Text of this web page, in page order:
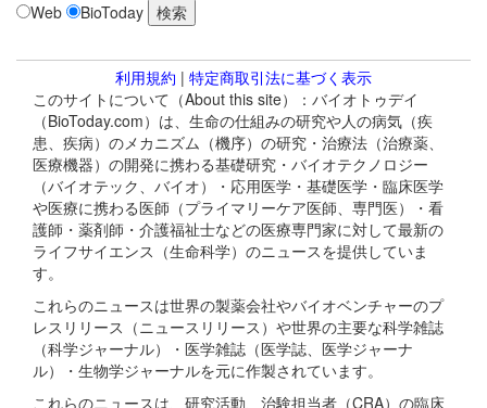
Web BioToday
利用規約 | 特定商取引法に基づく表示
このサイトについて（About this site）：バイオトゥデイ
（BioToday.com）は、生命の仕組みの研究や人の病気（疾
患、疾病）のメカニズム（機序）の研究・治療法（治療薬、
医療機器）の開発に携わる基礎研究・バイオテクノロジー
（バイオテック、バイオ）・応用医学・基礎医学・臨床医学
や医療に携わる医師（プライマリーケア医師、専門医）・看
護師・薬剤師・介護福祉士などの医療専門家に対して最新の
ライフサイエンス（生命科学）のニュースを提供していま
す。
これらのニュースは世界の製薬会社やバイオベンチャーのプ
レスリリース（ニュースリリース）や世界の主要な科学雑誌
（科学ジャーナル）・医学雑誌（医学誌、医学ジャーナ
ル）・生物学ジャーナルを元に作製されています。
これらのニュースは、研究活動、治験担当者（CRA）の臨床